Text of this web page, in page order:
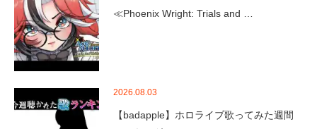
≪Phoenix Wright: Trials and …
2026.08.03
【badapple】ホロライブ歌ってみた週間